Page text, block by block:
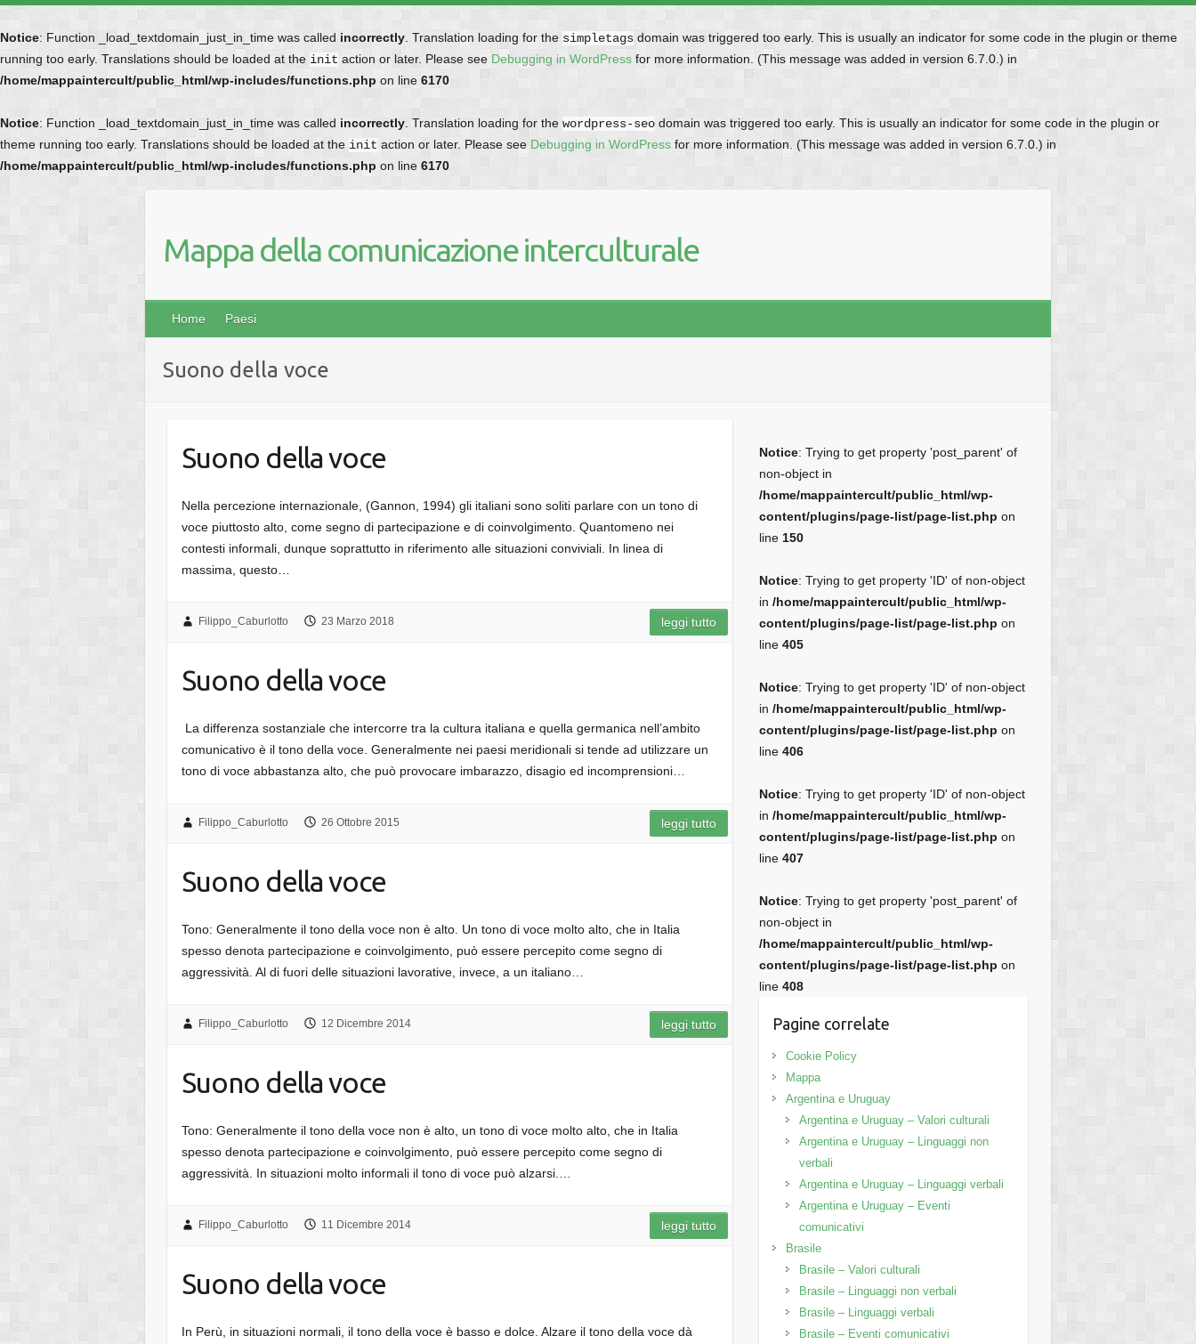
Notice: Function _load_textdomain_just_in_time was called incorrectly . Translation loading for the simpletags domain was triggered too early. This is usually an indicator for some code in the plugin or theme
running too early. Translations should be loaded at the init action or later. Please see Debugging in WordPress for more information. (This message was added in version 6.7.0.) in
/home/mappaintercult/public_html/wp-includes/functions.php on line 6170
Notice: Function _load_textdomain_just_in_time was called incorrectly . Translation loading for the wordpress-seo domain was triggered too early. This is usually an indicator for some code in the plugin or
theme running too early. Translations should be loaded at the init action or later. Please seeDebugging in WordPress for more information. (This message was added in version 6.7.0.) in
/home/mappaintercult/public_html/wp-includes/functions.php on line 6170
Mappa della comunicazione interculturale
Home Paesi
Suono della voce
Suono della voce
Nella percezione internazionale, (Gannon, 1994) gli italiani sono soliti parlare con un tono di
voce piuttosto alto, come segno di partecipazione e di coinvolgimento. Quantomeno nei
contesti informali, dunque soprattutto in riferimento alle situazioni conviviali. In linea di
massima, questo…
Filippo_Caburlotto 23 Marzo 2018 leggi tutto
Suono della voce
La differenza sostanziale che intercorre tra la cultura italiana e quella germanica nell’ambito
comunicativo è il tono della voce. Generalmente nei paesi meridionali si tende ad utilizzare un
tono di voce abbastanza alto, che può provocare imbarazzo, disagio ed incomprensioni…
Filippo_Caburlotto 26 Ottobre 2015 leggi tutto
Suono della voce
Tono: Generalmente il tono della voce non è alto. Un tono di voce molto alto, che in Italia
spesso denota partecipazione e coinvolgimento, può essere percepito come segno di
aggressività. Al di fuori delle situazioni lavorative, invece, a un italiano…
Filippo_Caburlotto 12 Dicembre 2014 leggi tutto
Suono della voce
Tono: Generalmente il tono della voce non è alto, un tono di voce molto alto, che in Italia
spesso denota partecipazione e coinvolgimento, può essere percepito come segno di
aggressività. In situazioni molto informali il tono di voce può alzarsi.…
Filippo_Caburlotto 11 Dicembre 2014 leggi tutto
Suono della voce
In Perù, in situazioni normali, il tono della voce è basso e dolce. Alzare il tono della voce dà
Notice: Trying to get property 'post_parent' of
non-object in
/home/mappaintercult/public_html/wp-
content/plugins/page-list/page-list.php on
line 150
Notice: Trying to get property 'ID' of non-object
in /home/mappaintercult/public_html/wp-
content/plugins/page-list/page-list.php on
line 405
Notice: Trying to get property 'ID' of non-object
in /home/mappaintercult/public_html/wp-
content/plugins/page-list/page-list.php on
line 406
Notice: Trying to get property 'ID' of non-object
in /home/mappaintercult/public_html/wp-
content/plugins/page-list/page-list.php on
line 407
Notice: Trying to get property 'post_parent' of
non-object in
/home/mappaintercult/public_html/wp-
content/plugins/page-list/page-list.php on
line 408
Pagine correlate
Cookie Policy
Mappa
Argentina e Uruguay
Argentina e Uruguay – Valori culturali
Argentina e Uruguay – Linguaggi non
verbali
Argentina e Uruguay – Linguaggi verbali
Argentina e Uruguay – Eventi
comunicativi
Brasile
Brasile – Valori culturali
Brasile – Linguaggi non verbali
Brasile – Linguaggi verbali
Brasile – Eventi comunicativi